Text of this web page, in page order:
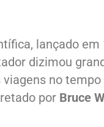
lançado em
dizimou
no tempo
por Bruce